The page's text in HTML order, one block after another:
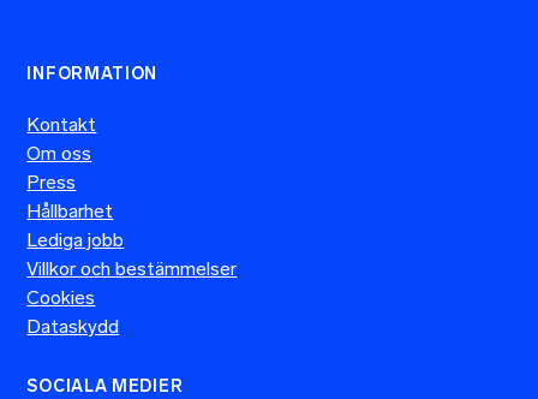
INFORMATION
Kontakt
Om oss
Press
Hållbarhet
Lediga jobb
Villkor och bestämmelser
Cookies
Dataskydd
SOCIALA MEDIER